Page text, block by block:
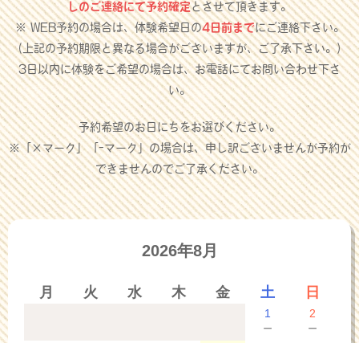
しのご連絡にて予約確定とさせて頂きます。
※ WEB予約の場合は、体験希望日の4日前までにご連絡下さい。
（上記の予約期限と異なる場合がございますが、ご了承下さい。）
3日以内に体験をご希望の場合は、お電話にてお問い合わせ下さ
い。
予約希望のお日にちをお選びください。
※「×マーク」「-マーク」の場合は、申し訳ございませんが予約が
できませんのでご了承ください。
2026年8月
月 火 水 木 金 土 日
1
－
2
－